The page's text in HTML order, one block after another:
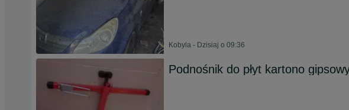
Kobyla - Dzisiaj o 09:36
Podnośnik do płyt kartono